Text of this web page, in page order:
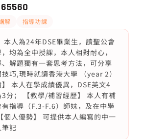
解 指導功課
本人為24年DSE畢業生，讀聖公會
均為全中授課，本人相對耐心，
解題獨有一套思考方法，可分享
巧,現時就讀香港大學 （year 2）
】 本人在學成績優異，DSE英文4
3分； 【教學/補習經歷】 本人有補
有指導（F.3-F.6）師妹，及在中學
個人優勢】 可提供本人編寫的中一
記